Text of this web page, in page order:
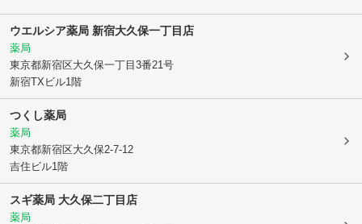
ウエルシア薬局 新宿大久保一丁目店
薬局
東京都新宿区大久保一丁目3番21号
新宿TXビル1階
つくし薬局
薬局
東京都新宿区大久保2-7-12
吉住ビル1階
スギ薬局 大久保二丁目店
薬局